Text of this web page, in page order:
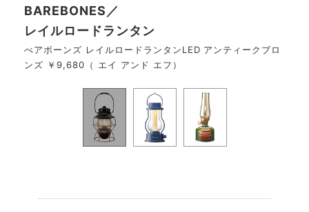
BAREBONES／
レイルロードランタン
べアボーンズ レイルロードランタンLED アンティークブロ
ンズ ￥9,680（ エイ アンド エフ）